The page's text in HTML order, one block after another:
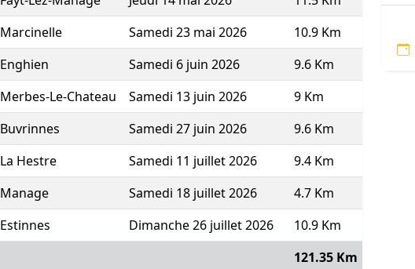
Marcinelle Samedi 23 mai 2026 10.9 Km
Enghien Samedi 6 juin 2026 9.6 Km
Merbes-Le-Chateau Samedi 13 juin 2026 9 Km
Buvrinnes Samedi 27 juin 2026 9.6 Km
La Hestre Samedi 11 juillet 2026 9.4 Km
Manage Samedi 18 juillet 2026 4.7 Km
Estinnes Dimanche 26 juillet 2026 10.9 Km
121.35 Km